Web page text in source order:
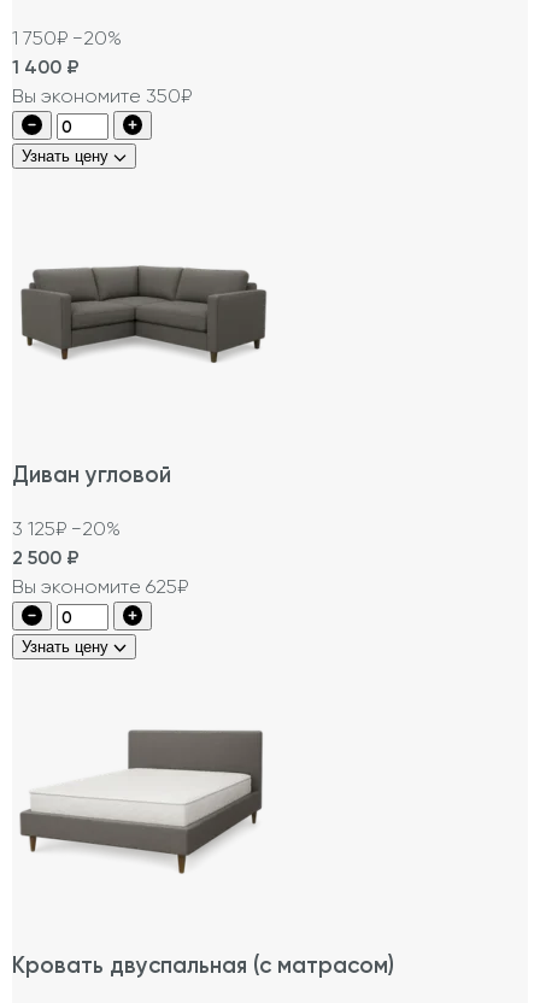
1 750₽ −20%
1 400 ₽
Вы экономите 350₽
Узнать цену
Диван угловой
3 125₽ −20%
2 500 ₽
Вы экономите 625₽
Узнать цену
Кровать двуспальная (с матрасом)